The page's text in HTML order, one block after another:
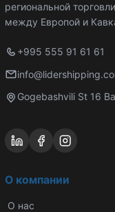
региональной
между Европой и
+995 555 91 61 61
Gogebashvili St 16
О компании
О нас